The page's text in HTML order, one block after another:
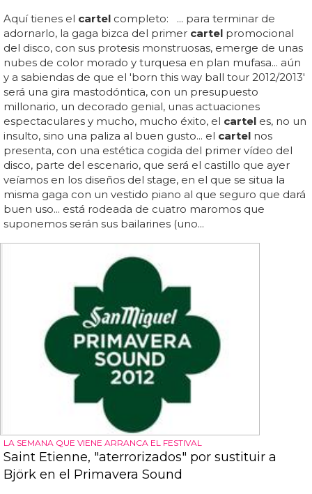
Aquí tienes el cartel completo: ... para terminar de
adornarlo, la gaga bizca del primer cartel promocional
del disco, con sus protesis monstruosas, emerge de unas
nubes de color morado y turquesa en plan mufasa... aún
y a sabiendas de que el 'born this way ball tour 2012/2013'
será una gira mastodóntica, con un presupuesto
millonario, un decorado genial, unas actuaciones
espectaculares y mucho, mucho éxito, el cartel es, no un
insulto, sino una paliza al buen gusto... el cartel nos
presenta, con una estética cogida del primer vídeo del
disco, parte del escenario, que será el castillo que ayer
veíamos en los diseños del stage, en el que se situa la
misma gaga con un vestido piano al que seguro que dará
buen uso... está rodeada de cuatro maromos que
suponemos serán sus bailarines (uno...
LA SEMANA QUE VIENE ARRANCA EL FESTIVAL
Saint Etienne, "aterrorizados" por sustituir a
Björk en el Primavera Sound